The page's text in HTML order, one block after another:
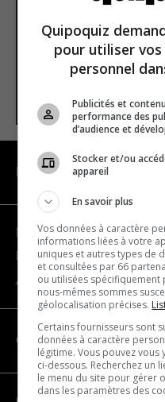
E-mail
NAVIGATION
Devenir partenaire
Nous joindre
À propos
CATÉGORIES
Quipoquiz
pour utiliser
personnel
Publicités et
performance des
d’audience et
Stocker et/ou
appareil
En savoir plus
Vos données à caractère
informations liées à votre
uniques et autres types de
et consultées par 66
ou utilisées spécifiquement
nous-mêmes sommes
géolocalisation précises.
Certains fournisseurs sont
données à caractère
légitime. Vous pouvez
ci-dessous. Recherchez un
le menu du site pour gérer
dans les paramètres des